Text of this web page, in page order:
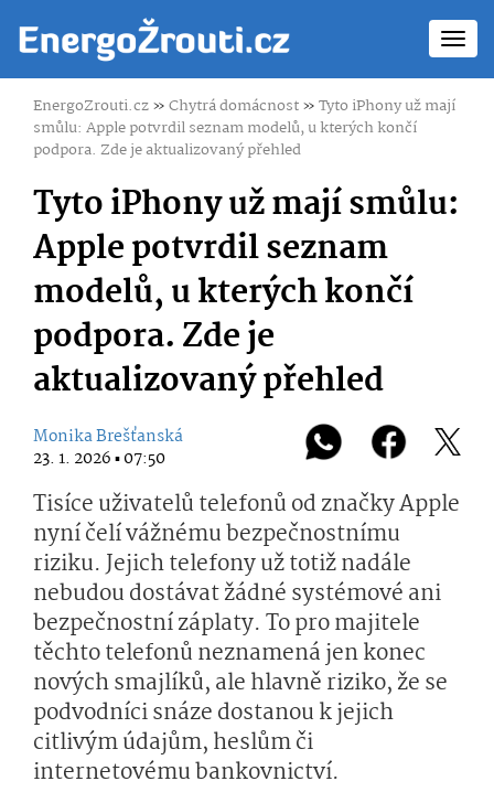
EnergoZrouti.cz»Chytrá domácnost»Tyto iPhony už mají
smůlu: Apple potvrdil seznam modelů, u kterých končí
podpora. Zde je aktualizovaný přehled
Tyto iPhony už mají smůlu:
Apple potvrdil seznam
modelů, u kterých končí
podpora. Zde je
aktualizovaný přehled
Monika Brešťanská
23. 1. 2026 ▪ 07:50
Tisíce uživatelů telefonů od značky Apple
nyní čelí vážnému bezpečnostnímu
riziku. Jejich telefony už totiž nadále
nebudou dostávat žádné systémové ani
bezpečnostní záplaty. To pro majitele
těchto telefonů neznamená jen konec
nových smajlíků, ale hlavně riziko, že se
podvodníci snáze dostanou k jejich
citlivým údajům, heslům či
internetovému bankovnictví.